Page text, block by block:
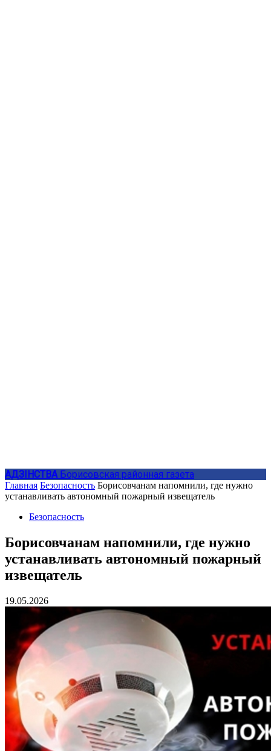
АДЗIНСТВА Борисовская районная газета
Главная Безопасность Борисовчанам напомнили, где нужно
устанавливать автономный пожарный извещатель
Безопасность
Борисовчанам напомнили, где нужно
устанавливать автономный пожарный
извещатель
19.05.2026